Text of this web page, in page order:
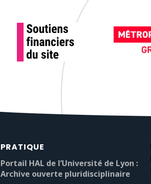
PRATIQUE
Portail HAL de l’Université de Lyon :
Archive ouverte pluridisciplinaire